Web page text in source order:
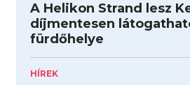
A Helikon Strand lesz
díjmentesen
fürdőhelye
HÍREK